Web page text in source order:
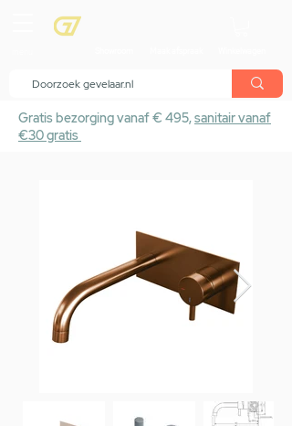
Gratis bezorging vanaf € 495,sanitair vanaf
€30 gratis